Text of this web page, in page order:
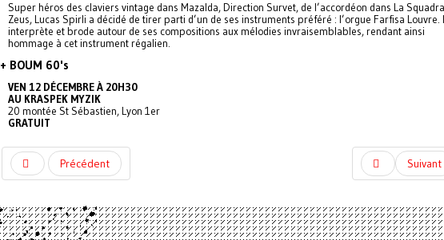
Super héros des claviers vintage dans Mazalda, Direction Survet, de l’accordéon dans La Squadra
Zeus, Lucas Spirli a décidé de tirer parti d’un de ses instruments préféré : l’orgue Farfisa Louvre.
interprète et brode autour de ses compositions aux mélodies invraisemblables, rendant ainsi
hommage à cet instrument régalien.
+ BOUM 60's
VEN 12 DÉCEMBRE À 20H30
AU KRASPEK MYZIK
20 montée St Sébastien, Lyon 1er
GRATUIT
Précédent Suivant